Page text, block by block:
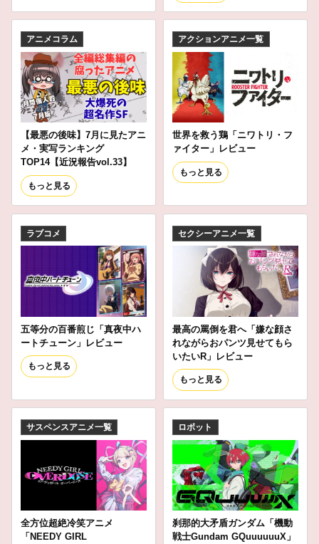
アニメコラム
【最悪の後味】7月に見たアニ
メ・実写ランキング
TOP14【近況報告vol.33】
もっと見る
アクションアニメ一覧
世界を救う鶏「ニワトリ・フ
ァイター」レビュー
もっと見る
ラブコメ
五等分の百番煎じ「真夜中ハ
ートチューン」レビュー
もっと見る
セクシーアニメ一覧
最高の罵倒を君へ「嫌な顔さ
れながらおパンツ見せてもら
いたいR」レビュー
もっと見る
サスペンスアニメ一覧
全方位超絶冷笑アニメ
「NEEDY GIRL
ロボット
刹那的大矛盾ガンダム「機動
戦士Gundam GQuuuuuuX」